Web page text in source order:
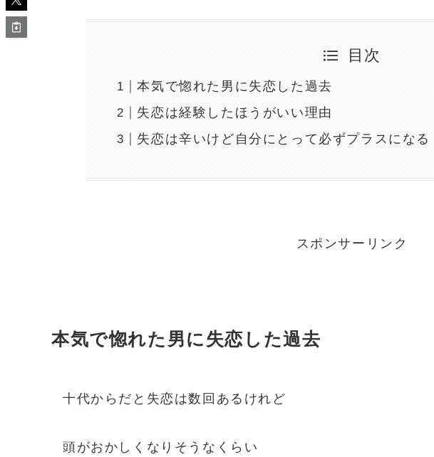
目次
本気で惚れた男に失恋した過去
失恋は経験したほうがいい理由
失恋は辛いけど自分にとって必ずプラスになる
スポンサーリンク
本気で惚れた男に失恋した過去
十代からだと失恋は数回あるけれど
頭がおかしくなりそうなくらい